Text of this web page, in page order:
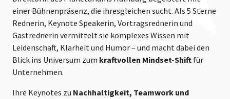
einer Bühnenpräsenz, die ihresgleichen sucht. Als 5 Sterne
Rednerin, Keynote Speakerin, Vortragsrednerin und
Gastrednerin vermittelt sie komplexes Wissen mit
Leidenschaft, Klarheit und Humor – und macht dabei den
Blick ins Universum zum kraftvollen Mindset-Shift für
Unternehmen.
Ihre Keynotes zu Nachhaltigkeit, Teamwork und